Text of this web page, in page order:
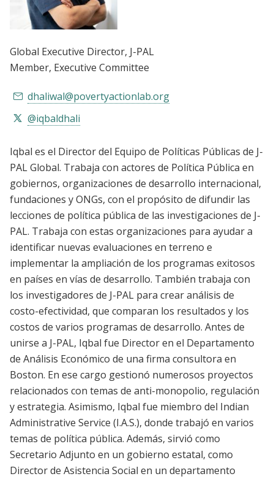
Global Executive Director, J-PAL
Member, Executive Committee
dhaliwal@povertyactionlab.org
@iqbaldhali
Iqbal es el Director del Equipo de Políticas Públicas de J-
PAL Global. Trabaja con actores de Política Pública en
gobiernos, organizaciones de desarrollo internacional,
fundaciones y ONGs, con el propósito de difundir las
lecciones de política pública de las investigaciones de J-
PAL. Trabaja con estas organizaciones para ayudar a
identificar nuevas evaluaciones en terreno e
implementar la ampliación de los programas exitosos
en países en vías de desarrollo. También trabaja con
los investigadores de J-PAL para crear análisis de
costo-efectividad, que comparan los resultados y los
costos de varios programas de desarrollo. Antes de
unirse a J-PAL, Iqbal fue Director en el Departamento
de Análisis Económico de una firma consultora en
Boston. En ese cargo gestionó numerosos proyectos
relacionados con temas de anti-monopolio, regulación
y estrategia. Asimismo, Iqbal fue miembro del Indian
Administrative Service (I.A.S.), donde trabajó en varios
temas de política pública. Además, sirvió como
Secretario Adjunto en un gobierno estatal, como
Director de Asistencia Social en un departamento